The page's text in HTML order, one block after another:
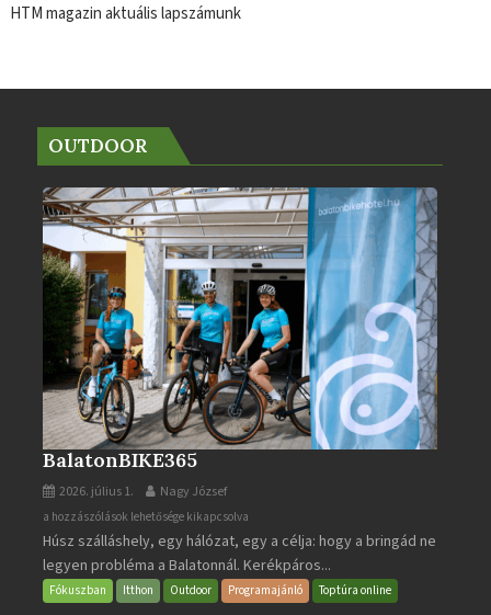
HTM magazin aktuális lapszámunk
OUTDOOR
BalatonBIKE365
2026. július 1. Nagy József
BalatonBIKE365
bejegyzéshez
a hozzászólások lehetősége kikapcsolva
Húsz szálláshely, egy hálózat, egy a célja: hogy a bringád ne
legyen probléma a Balatonnál. Kerékpáros...
Fókuszban Itthon Outdoor Programajánló Toptúra online